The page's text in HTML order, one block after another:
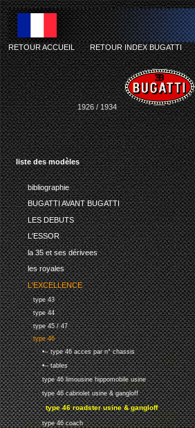
liste des modèles
bibliographie
BUGATTI AVANT BUGATTI
LES DEBUTS
L'ESSOR
la 35 et ses dérivees
les royales
L'EXCELLENCE
type 43
type 44
type 45 / 47
type 46
•-- type 46 acces par n° chassis
•-- tables
type 46 limousine hippomobile usine
type 46 cabriolet usine & gangloff
type 46 roadster usine & gangloff
type 46 coach
RETOUR ACCUEIL-RETOUR INDEX BUGATTI
1926 / 1934